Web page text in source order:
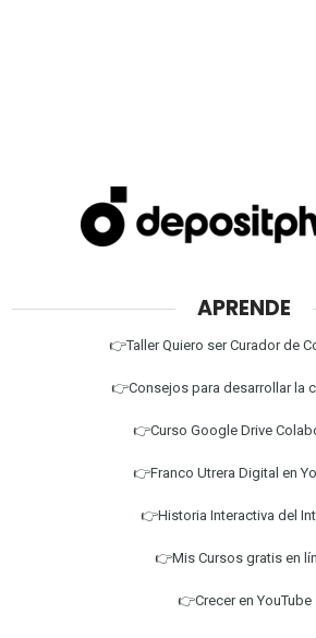
APRENDE
👉Taller Quiero ser Curador de
👉Consejos para desarrollar la
👉Curso Google Drive
👉Franco Utrera Digital en
👉Historia Interactiva del
👉Mis Cursos gratis en
👉Crecer en YouTube